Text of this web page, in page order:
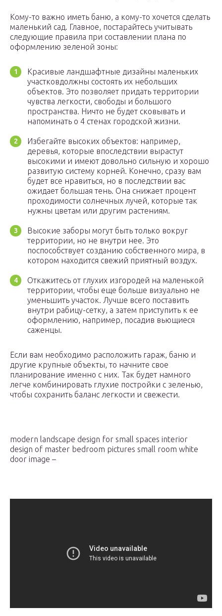
Кому-то важно иметь баню, а кому-то хочется сделать
маленький сад. Главное, постарайтесь учитывать
следующие правила при составлении плана по
оформлению зеленой зоны:
Красивые ландшафтные дизайны маленьких
участковдолжны состоять их небольших
объектов. Это позволяет придать территории
чувства легкости, свободы и большого
пространства. Ничто не будет сковывать и
напоминать о 4 стенах городской жизни.
Избегайте высоких объектов: например,
деревья, которые впоследствии вырастут
высокими и имеют довольно сильную и хорошо
развитую систему корней. Конечно, сразу вам
будет все нравиться, но в последствии вас
ожидает большая тень. Она снижает процент
проходимости солнечных лучей, которые так
нужны цветам или другим растениям.
Высокие заборы могут быть только вокруг
территории, но не внутри нее. Это
поспособствует созданию собственного мира, в
котором находится свежий приятный воздух.
Откажитесь от глухих изгородей на маленькой
территории, чтобы еще больше визуально не
уменьшить участок. Лучше всего поставить
внутри рабицу-сетку, а затем приступить к ее
оформлению, например, посадив вьющиеся
саженцы.
Если вам необходимо расположить гараж, баню и
другие крупные объекты, то начните свое
планирование именно с них. Так будет намного
легче комбинировать глухие постройки с зеленью,
чтобы сохранить баланс легкости и свежести.
modern landscape design for small spaces interior
design of master bedroom pictures small room white
door image –